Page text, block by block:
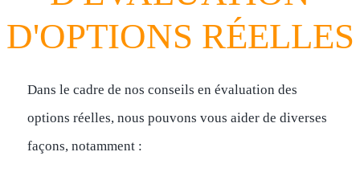
D'OPTIONS RÉELLES
Dans le cadre de nos conseils en évaluation des
options réelles, nous pouvons vous aider de diverses
façons, notamment :